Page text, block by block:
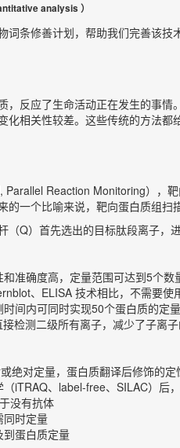
analysis ）
词条修善计划，帮助我们完善该技
反应了生命活动正在发生的事情
化相关性较差。这些传统的方法都
Parallel Reaction Monitoring），
的一个比喻来说，靶向蛋白质组扫
（Q）首先选出的目标肽段离子，
和准确度高，定量范围可达到5个
、ELISA 技术相比，不需要
时间内可同时实现50个蛋白质的定量
接检测二级所有离子，减少了子离子
绝对定量，蛋白质翻译后修饰的定
（iTRAQ、label-free、SILAC）后
没有抗体
同时定量
到蛋白质定量